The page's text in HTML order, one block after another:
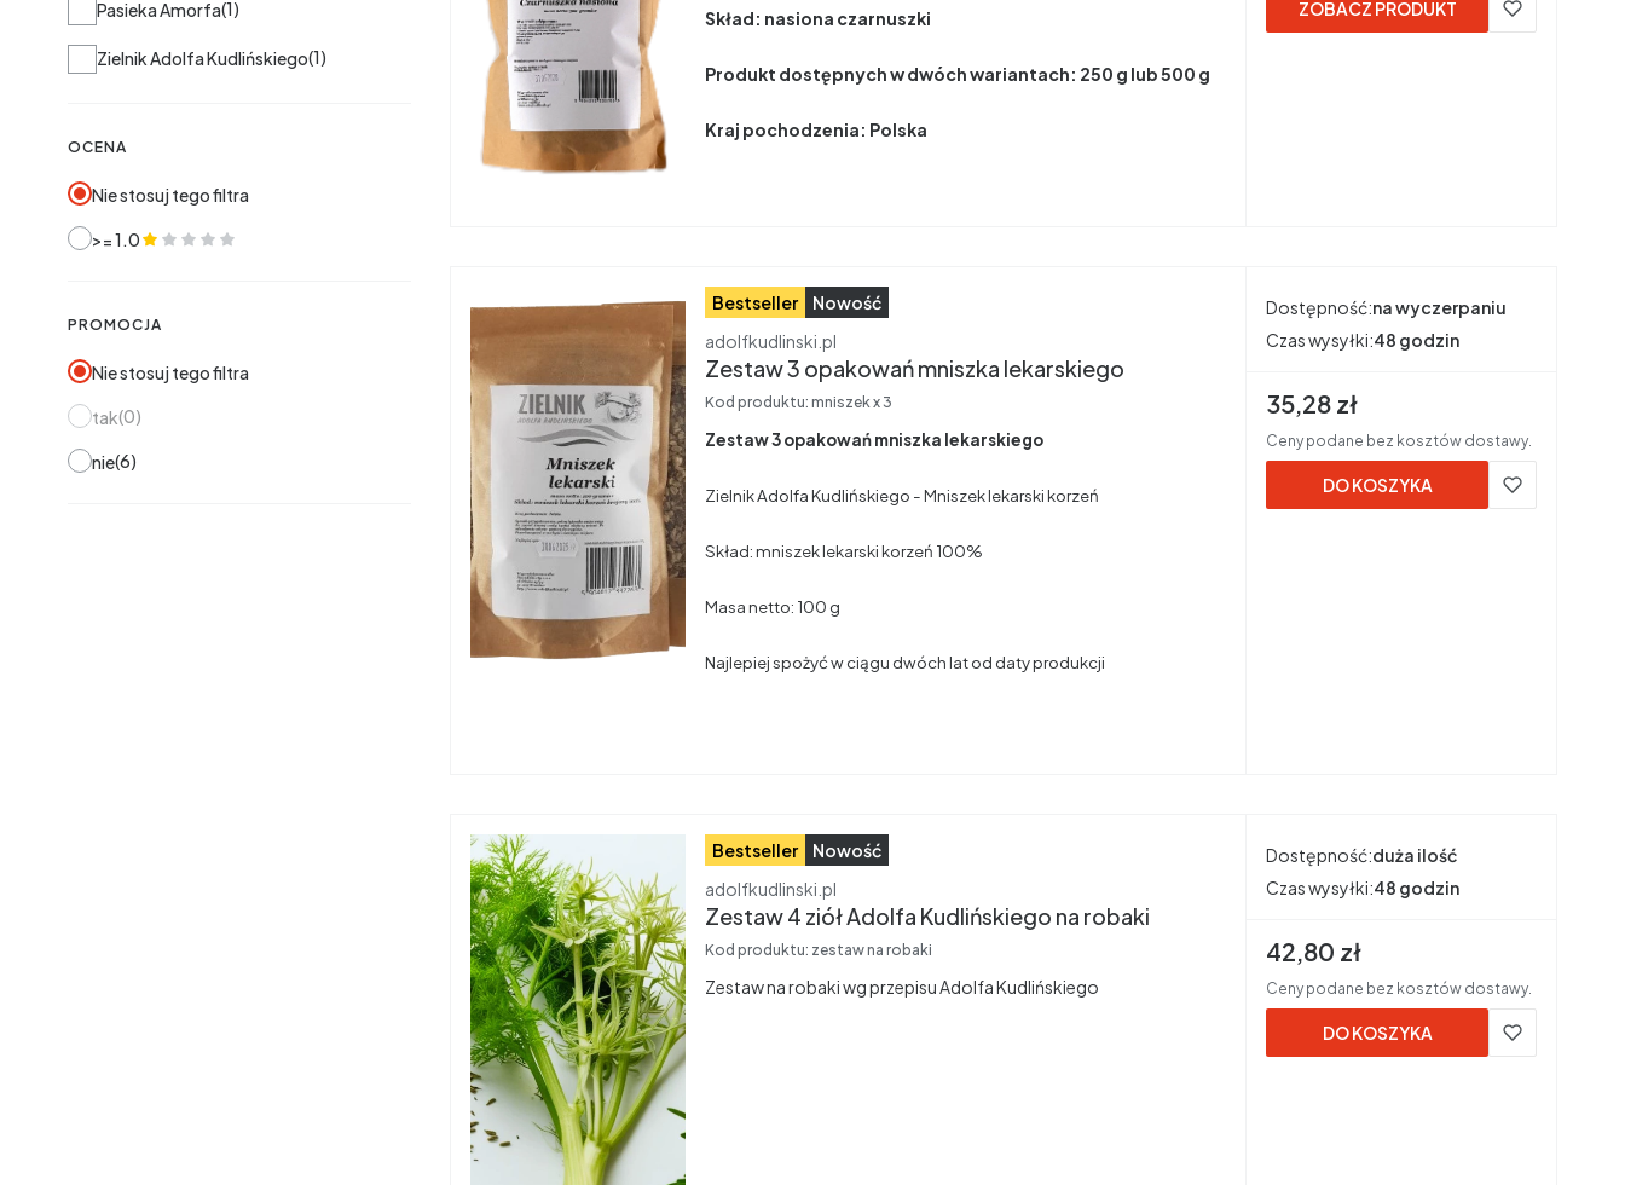
Pasieka Amorfa 1
Zielnik Adolfa Kudlińskiego 1
OCENA
Nie stosuj tego filtra
>= 1.0
PROMOCJA
Nie stosuj tego filtra
tak 0
nie 6
Skład: nasiona czarnuszki
Produkt dostępnych w dwóch wariantach: 250 g lub 500 g
Kraj pochodzenia: Polska
ZOBACZ PRODUKT
Bestseller
Nowość
Producent
adolfkudlinski.pl
Zestaw 3 opakowań mniszka lekarskiego
Kod produktu: mniszek x 3
Zestaw 3 opakowań mniszka lekarskiego
Zielnik Adolfa Kudlińskiego - Mniszek lekarski korzeń
Skład: mniszek lekarski korzeń 100%
Masa netto: 100 g
Najlepiej spożyć w ciągu dwóch lat od daty produkcji
Dostępność:na wyczerpaniu
Czas wysyłki:48 godzin
Cena brutto
35,28 zł
Ceny podane bez kosztów dostawy.
DO KOSZYKA
Bestseller
Nowość
Producent
adolfkudlinski.pl
Zestaw 4 ziół Adolfa Kudlińskiego na robaki
Kod produktu: zestaw na robaki
Zestaw na robaki wg przepisu Adolfa Kudlińskiego
Dostępność:duża ilość
Czas wysyłki:48 godzin
Cena brutto
42,80 zł
Ceny podane bez kosztów dostawy.
DO KOSZYKA